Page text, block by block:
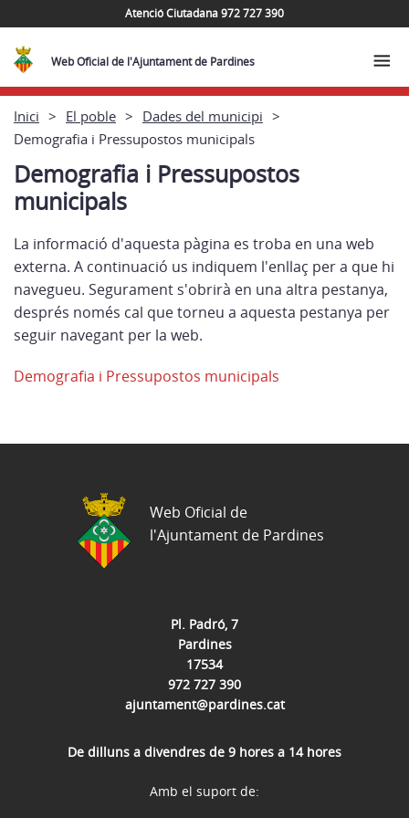
Atenció Ciutadana 972 727 390
Web Oficial de l'Ajuntament de Pardines
Inici El poble
Dades del municipi
Demografia i Pressupostos municipals
Demografia i Pressupostos
municipals
La informació d'aquesta pàgina es troba en una web
externa. A continuació us indiquem l'enllaç per a que hi
navegueu. Segurament s'obrirà en una altra pestanya,
després només cal que torneu a aquesta pestanya per
seguir navegant per la web.
Demografia i Pressupostos municipals
Pl. Padró, 7
Pardines
17534
972 727 390
ajuntament@pardines.cat
De dilluns a divendres de 9 hores a 14 hores
Web Oficial de
l'Ajuntament de Pardines
Amb el suport de: